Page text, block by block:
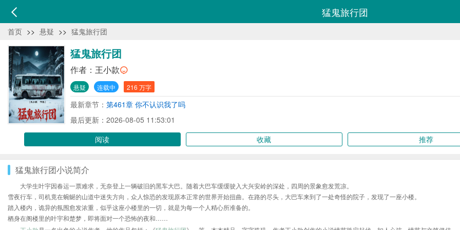
猛鬼旅行团
首页 >> 悬疑 >> 猛鬼旅行团
猛鬼旅行团
作者： 王小款
悬疑 连载中 216 万字
最新章节： 第461章 你不认识我了吗
最后更新：2026-08-05 11:53:01
阅读
收藏 推荐
猛鬼旅行团小说简介
大学生叶宇因春运一票难求，无奈登上一辆破旧的黑车大巴。随着大巴车缓缓驶入大兴安岭的深处，四周的景象愈发荒凉。
雪夜行车，司机竟在蜿蜒的山道中迷失方向，众人惊恐的发现原本正常的世界开始扭曲。在路的尽头，大巴车来到了一处奇怪的院子，发现了一座小楼。
踏入楼内，诡异的氛围愈发浓重，似乎这座小楼里的一切，就是为每一个人精心所准备的。
栖身在阁楼里的叶宇和楚梦，即将面对一个恐怖的夜和……